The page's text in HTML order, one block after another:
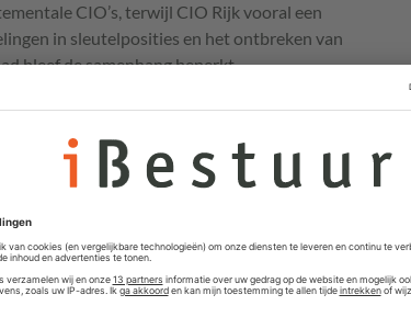
CIO’s, terwijl CIO Rijk vooral een
in sleutelposities en het ontbreken van
bleef de samenhang beperkt.
extra middelen. Thema’s waarvoor wél
informatiehuishouding en cybersecurity, boekten
complexiteit in de bestuurlijke structuur
en overlegorganen (CIO-, CISO-, CTO-, CDO-
maar ook voor traagheid in besluitvorming.